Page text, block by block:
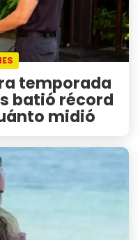
temporada
batió récord
midió